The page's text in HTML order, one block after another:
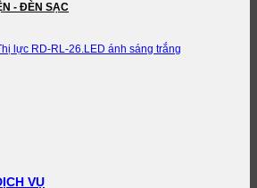
- ĐÈN SẠC
VỤ